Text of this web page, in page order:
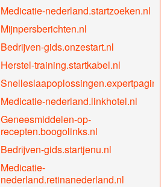
Medicatie-nederland.startzoeken.nl
Mijnpersberichten.nl
Bedrijven-gids.onzestart.nl
Herstel-training.startkabel.nl
Snelleslaapoplossingen.expertpagina.nl
Medicatie-nederland.linkhotel.nl
Geneesmiddelen-op-
recepten.boogolinks.nl
Bedrijven-gids.startjenu.nl
Medicatie-
nederland.retinanederland.nl